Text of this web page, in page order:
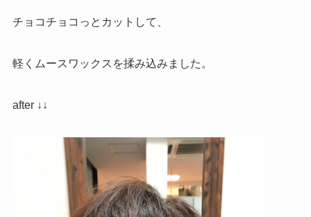
チョコチョコっとカットして、
軽くムースワックスを揉み込みました。
after ↓↓